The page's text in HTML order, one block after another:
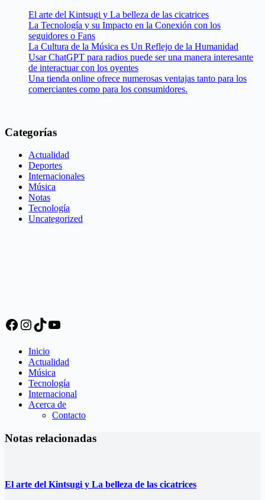
El arte del Kintsugi y La belleza de las cicatrices
La Tecnología y su Impacto en la Conexión con los
seguidores o Fans
La Cultura de la Música es Un Reflejo de la Humanidad
Usar ChatGPT para radios puede ser una manera interesante
de interactuar con los oyentes
Una tienda online ofrece numerosas ventajas tanto para los
comerciantes como para los consumidores.
Categorías
Actualidad
Deportes
Internacionales
Música
Notas
Tecnología
Uncategorized
Facebook
Instagram
TikTok
YouTube
Inicio
Actualidad
Música
Tecnología
Internacional
Acerca de
Contacto
Notas relacionadas
El arte del Kintsugi y La belleza de las cicatrices